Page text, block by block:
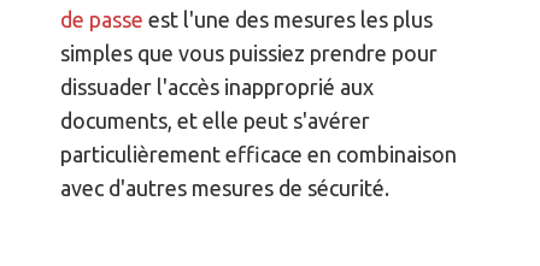
de passe est l'une des mesures les plus
simples que vous puissiez prendre pour
dissuader l'accès inapproprié aux
documents, et elle peut s'avérer
particulièrement efficace en combinaison
avec d'autres mesures de sécurité.